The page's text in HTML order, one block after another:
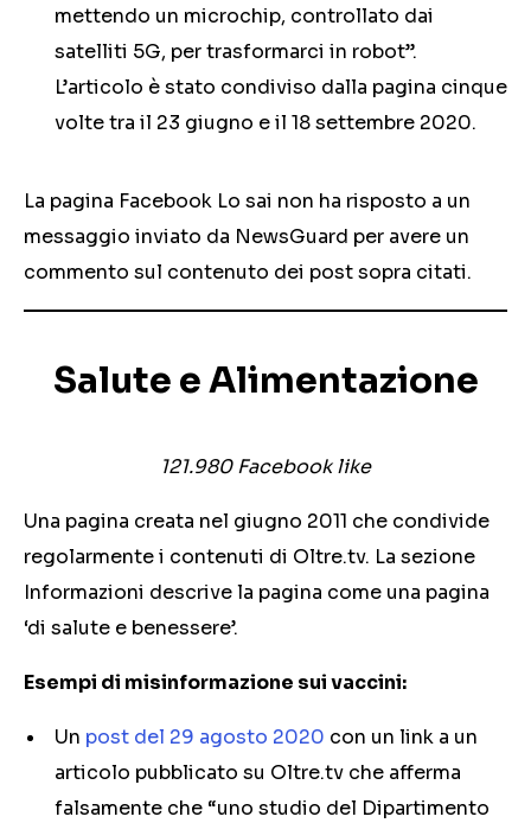
mettendo un microchip, controllato dai
satelliti 5G, per trasformarci in robot”.
L’articolo è stato condiviso dalla pagina cinque
volte tra il 23 giugno e il 18 settembre 2020.
La pagina Facebook Lo sai non ha risposto a un
messaggio inviato da NewsGuard per avere un
commento sul contenuto dei post sopra citati.
Salute e Alimentazione
121.980 Facebook like
Una pagina creata nel giugno 2011 che condivide
regolarmente i contenuti di Oltre.tv. La sezione
Informazioni descrive la pagina come una pagina
‘di salute e benessere’.
Esempi di misinformazione sui vaccini:
Un post del 29 agosto 2020 con un link a un
articolo pubblicato su Oltre.tv che afferma
falsamente che “uno studio del Dipartimento